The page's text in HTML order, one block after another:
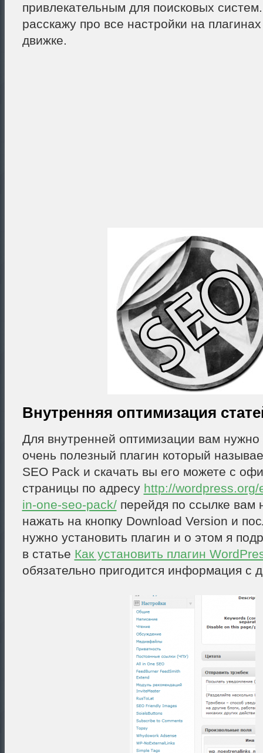
привлекательным для поисковых
расскажу про все настройки на
движке.
Внутренняя оптимизация
Для внутренней оптимизации вам нужно
очень полезный плагин который
SEO Pack и скачать вы его можете с
страницы по адресу http://
in-one-seo-pack/ перейдя по ссылке вам
нажать на кнопку Download Version и
нужно установить плагин и о этом я
в статье Как установить плагин
обязательно пригодится информация с